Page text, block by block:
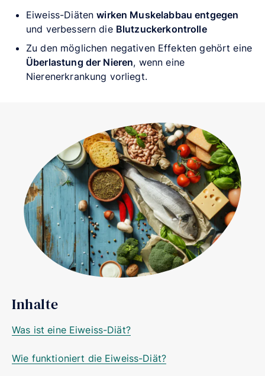
Eiweiss-Diätenwirken Muskelabbau entgegen
und verbessern die Blutzuckerkontrolle
Zu den möglichen negativen Effekten gehört eine
Überlastung der Nieren, wenn eine
Nierenerkrankung vorliegt.
Inhalte
Was ist eine Eiweiss-Diät?
Wie funktioniert die Eiweiss-Diät?